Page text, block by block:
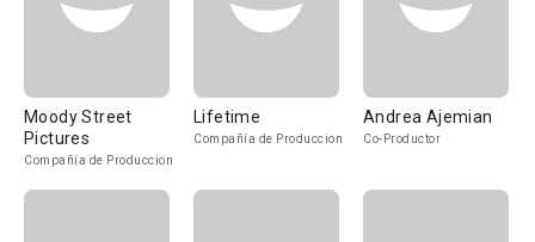
Moody Street
Pictures
Compañía de Produccion
Lifetime
Compañía de Produccion
Andrea Ajemian
Co-Productor